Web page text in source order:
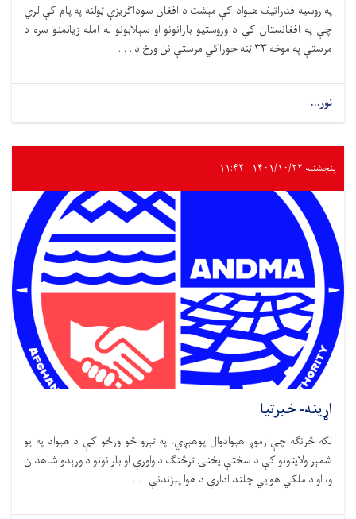
په روسیه فدراتیف هېواد کې مېشت د افغان سوداګریزې ټولنه په پام کې لري
چې په افغانستان کې د وروستیو بارانونو او سېلابونو له امله زیانمنو سره د
مرستې په موخه ۳۳ ټنه خوراکي مرستې نن ورځ د . . .
نور...
پنجشنبه ۱۴۰۱/۱۰/۲۲ - ۱۱:۴۲
اړینه- خبرتیا
لکه څرنګه چې زموږ هېوادوال پوهېږي، په تېرو څو ورځو کې د هېواد په یو
شمېر ولایتونو کې د سختې یخنۍ ترڅنګ د واورې او بارانونو د ورېدو شاهدان
و، او د ملکي هوايي چلند ادارې د هوا پېژندنې . . .